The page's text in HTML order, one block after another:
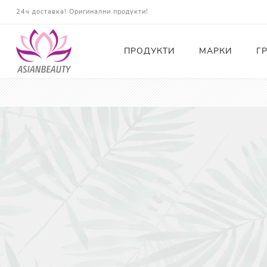
24ч доставка! Оригинални продукти!
ПРОДУКТИ МАРКИ